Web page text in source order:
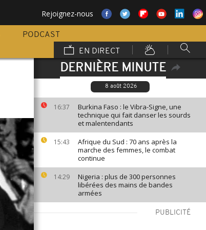
Rejoignez-nous
PODCAST
EN DIRECT
DERNIÈRE MINUTE
8 août 2026
16:37
Burkina Faso : le Vibra-Signe, une
technique qui fait danser les sourds
et malentendants
15:43
Afrique du Sud : 70 ans après la
marche des femmes, le combat
continue
14:29
Nigeria : plus de 300 personnes
libérées des mains de bandes
armées
PUBLICITÉ